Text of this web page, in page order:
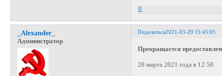
0
Поделиться2021-03-29 15:45:05
_Alexander_
Администратор
Прекращается
28 марта 2021 года в 12:50